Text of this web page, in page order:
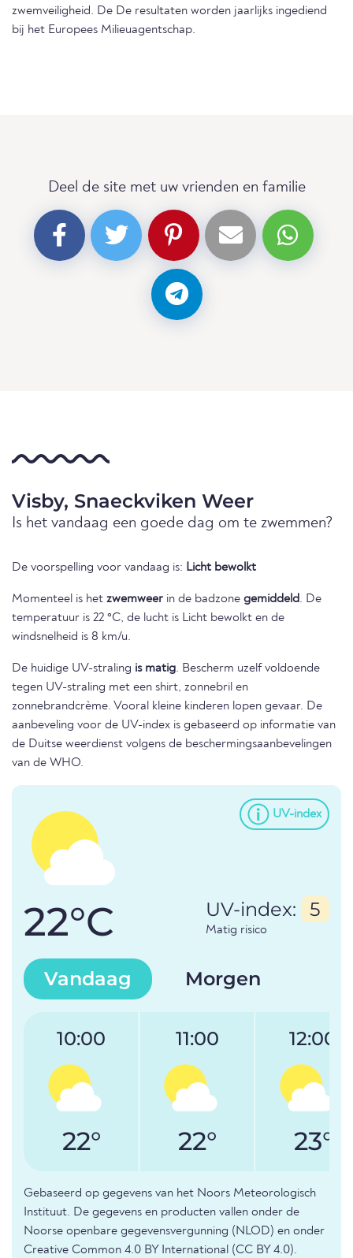
zwemveiligheid. De De resultaten worden jaarlijks ingediend
bij het Europees Milieuagentschap.
Deel de site met uw vrienden en familie
Visby, Snaeckviken Weer
Is het vandaag een goede dag om te zwemmen?
De voorspelling voor vandaag is: Licht bewolkt
Momenteel is het zwemweer in de badzone gemiddeld. De
temperatuur is 22 °C, de lucht is Licht bewolkt en de
windsnelheid is 8 km/u.
De huidige UV-straling is matig. Bescherm uzelf voldoende
tegen UV-straling met een shirt, zonnebril en
zonnebrandcrème. Vooral kleine kinderen lopen gevaar. De
aanbeveling voor de UV-index is gebaseerd op informatie van
de Duitse weerdienst volgens de beschermingsaanbevelingen
van de WHO.
UV-index
22°C UV-index: 5
Matig risico
Vandaag Morgen
10:00
22°
11:00
22°
12:00
23°
Gebaseerd op gegevens van het Noors Meteorologisch
Instituut. De gegevens en producten vallen onder de
Noorse openbare gegevensvergunning (NLOD) en onder
Creative Common 4.0 BY International (CC BY 4.0).